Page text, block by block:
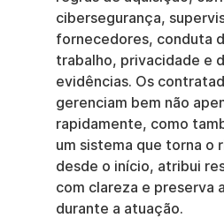
cibersegurança,
fornecedores, conduta
trabalho, privacidade e
evidências. Os
gerenciam bem não
rapidamente, como
um sistema que torna o
desde o início, atribui
com clareza e preserva
durante a atuação.